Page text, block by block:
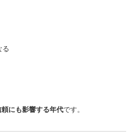
る
にも影響する年代です。